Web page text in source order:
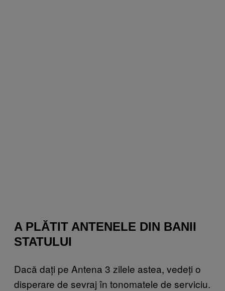
A PLĂTIT ANTENELE DIN BANII
STATULUI
Dacă dați pe Antena 3 zilele astea, vedeți o
disperare de sevraj în tonomatele de serviciu.